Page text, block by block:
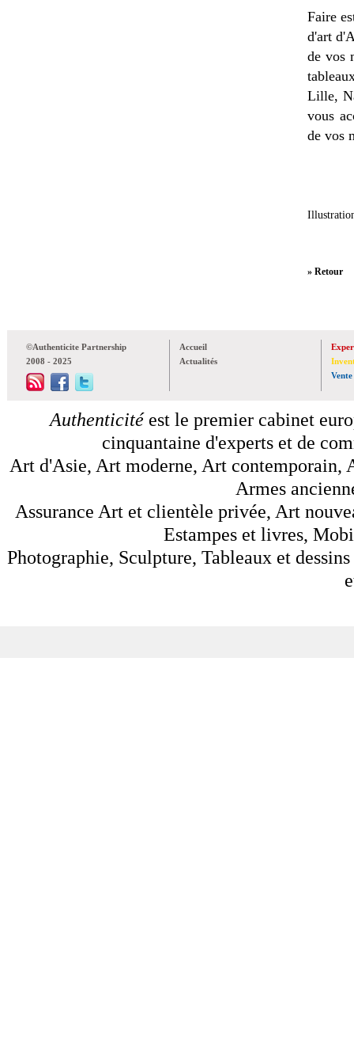
Faire
d'art
de vos
Lille,
vous
de vos
» Retour
©Authenticite Partnership
2008 - 2025
Accueil
Actualités
Vente
Authenticitéest le premier cabinet
cinquantaine d'experts et de
Art d'Asie, Art moderne, Art contemporain,
Armes
Assurance Art et clientèle privée, Art
Estampes et livres,
Photographie, Sculpture, Tableaux et